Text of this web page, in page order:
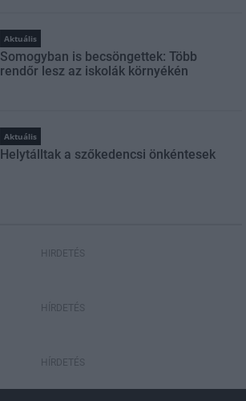
Aktuális
Somogyban is becsöngettek: Több
rendőr lesz az iskolák környékén
Aktuális
Helytálltak a szőkedencsi önkéntesek
HIRDETÉS
HÍRDETÉS
HÍRDETÉS